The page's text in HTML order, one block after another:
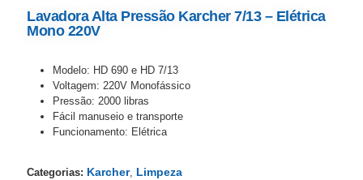
Lavadora Alta Pressão Karcher 7/13 – Elétrica
Mono 220V
Modelo: HD 690 e HD 7/13
Voltagem: 220V Monofássico
Pressão: 2000 libras
Fácil manuseio e transporte
Funcionamento: Elétrica
Categorias: Karcher, Limpeza